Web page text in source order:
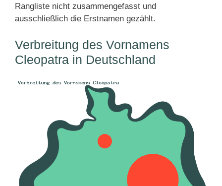
Rangliste nicht zusammengefasst und
ausschließlich die Erstnamen gezählt.
Verbreitung des Vornamens
Cleopatra in Deutschland